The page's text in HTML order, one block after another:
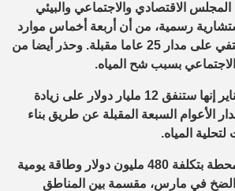
الاقتصادي والاجتماعي والبيئي
رسمية، من أن أربعة أخماس موارد
البلاد من المياه قد تختفي على مدار 25 عاما مقبلة. وحذر أيضا من
بسبب شح المياه.
وقالت الحكومة في يناير إنها ستنفق 12 مليار دولار على زيادة
الأعوام السبعة المقبلة عن طريق بناء
المياه.
ومن المتوقع أن تبدأ محطة بتكلفة 480 مليون دولار وطاقة يومية
الضخ في مارس، مقسمة بين المناطق